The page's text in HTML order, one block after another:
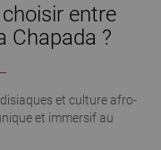
entre
Chapada ?
et culture afro-
et immersif au